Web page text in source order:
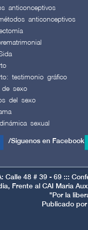
anticonceptivos
anticonceptivos
testimonio gráfico
de sexo
del sexo
sexual
/Siguenos en Facebook
Calle 48 # 39 - 69 :::
Frente al CAI Maria
"Por la
Publicado